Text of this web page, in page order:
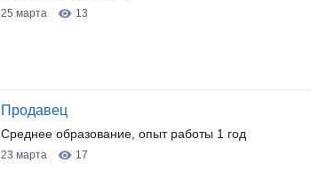
25 марта 13
Продавец
Среднее образование, опыт работы 1 год
23 марта 17